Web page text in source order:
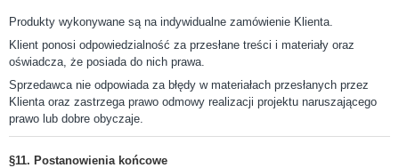
Produkty wykonywane są na indywidualne zamówienie Klienta.
Klient ponosi odpowiedzialność za przesłane treści i materiały oraz
oświadcza, że posiada do nich prawa.
Sprzedawca nie odpowiada za błędy w materiałach przesłanych przez
Klienta oraz zastrzega prawo odmowy realizacji projektu naruszającego
prawo lub dobre obyczaje.
§11. Postanowienia końcowe